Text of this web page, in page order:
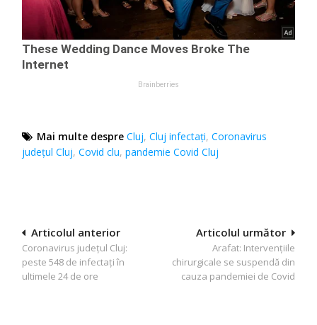
Mai multe despre Cluj,Cluj infectați,Coronavirus
județul Cluj,Covid clu,pandemie Covid Cluj
Navigare
în
articole
Articolul următor
Arafat: Intervențiile
chirurgicale se suspendă din
cauza pandemiei de Covid
Articolul anterior
Coronavirus județul Cluj:
peste 548 de infectați în
ultimele 24 de ore